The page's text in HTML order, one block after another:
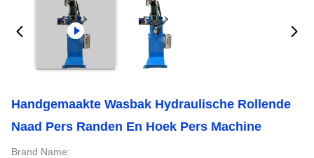
Handgemaakte Wasbak Hydraulische Rollende
Naad Pers Randen En Hoek Pers Machine
Brand Name: